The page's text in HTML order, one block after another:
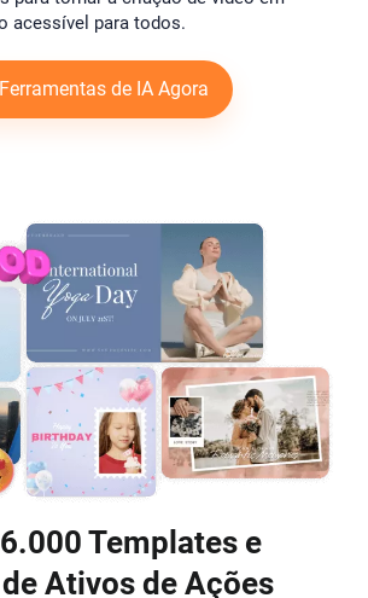
acessível para todos.
de IA Agora
Templates e
Ativos de Ações